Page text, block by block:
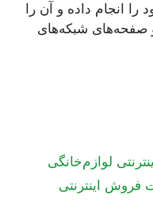
انجام داده و آن را
صفحه‌های شبکه‌های
لوازم‌خانگی
اینترنتی